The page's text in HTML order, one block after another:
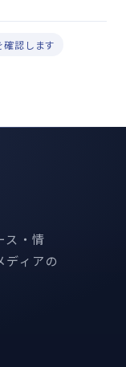
認します
ス・情
ィアの